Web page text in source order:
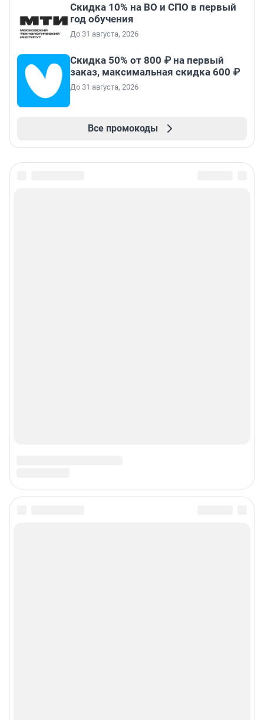
Скидка 10% на ВО и СПО в первый
год обучения
До 31 августа, 2026
Скидка 50% от 800 ₽ на первый
заказ, максимальная скидка 600 ₽
До 31 августа, 2026
Все промокоды